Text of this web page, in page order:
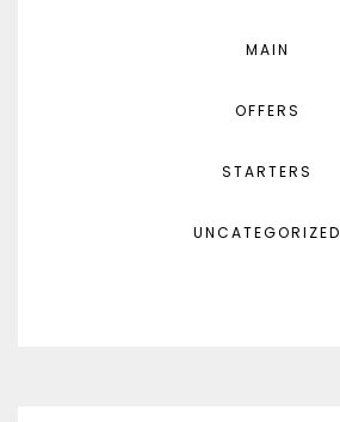
MAIN
OFFERS
STARTERS
UNCATEGORIZED